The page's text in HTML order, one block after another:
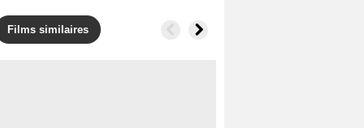
Films similaires